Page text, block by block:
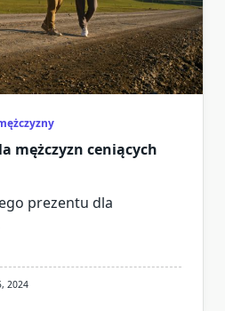
mężczyzn ceniących
prezentu dla
2024